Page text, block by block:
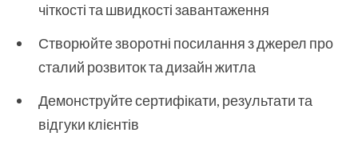
чіткості та швидкості завантаження
Створюйте зворотні посилання з джерел про
сталий розвиток та дизайн житла
Демонструйте сертифікати, результати та
відгуки клієнтів